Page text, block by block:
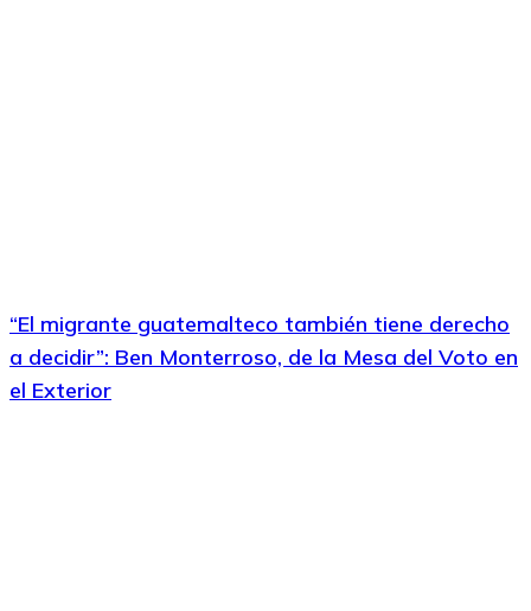
“El migrante guatemalteco también tiene derecho
a decidir”: Ben Monterroso, de la Mesa del Voto en
el Exterior